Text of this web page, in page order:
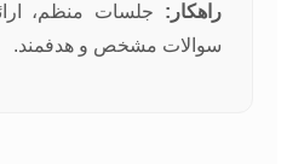
راهکار: جلسات منظم،
سوالات مشخص و هدفمند.